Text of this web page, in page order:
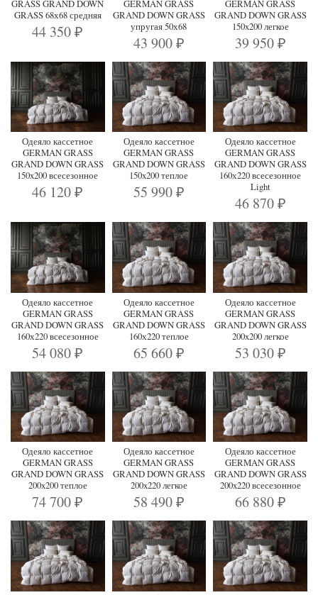
GRASS GRAND DOWN
GRASS 68х68 средняя
44 350₽
GERMAN GRASS
GRAND DOWN GRASS
упругая 50х68
43 900 ₽
GERMAN GRASS
GRAND DOWN GRASS
150x200 легкое
39 950 ₽
Одеяло кассетное
GERMAN GRASS
GRAND DOWN GRASS
150x200 всесезонное
46 120₽
Одеяло кассетное
GERMAN GRASS
GRAND DOWN GRASS
150x200 теплое
55 990 ₽
Одеяло кассетное
GERMAN GRASS
GRAND DOWN GRASS
160х220 всесезонное
Light
46 870 ₽
Одеяло кассетное
GERMAN GRASS
GRAND DOWN GRASS
160х220 всесезонное
54 080₽
Одеяло кассетное
GERMAN GRASS
GRAND DOWN GRASS
160х220 теплое
65 660 ₽
Одеяло кассетное
GERMAN GRASS
GRAND DOWN GRASS
200x200 легкое
53 030 ₽
Одеяло кассетное
GERMAN GRASS
GRAND DOWN GRASS
200x200 теплое
74 700₽
Одеяло кассетное
GERMAN GRASS
GRAND DOWN GRASS
200x220 легкое
58 490 ₽
Одеяло кассетное
GERMAN GRASS
GRAND DOWN GRASS
200x220 всесезонное
66 880 ₽